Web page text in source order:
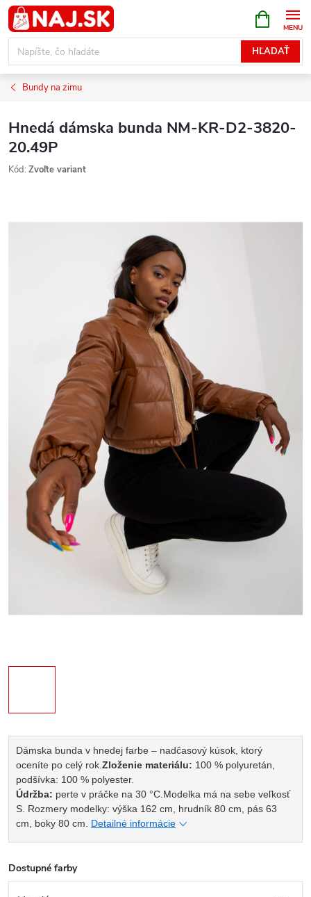
Prejsť
na
obsah
HĽADAŤ
KOŠÍK
Bundy na zimu
Hnedá dámska bunda NM-KR-D2-3820-
20.49P
Kód: Zvoľte variant
Dámska bunda v hnedej farbe – nadčasový kúsok, ktorý
oceníte po celý rok. Zloženie materiálu: 100 % polyuretán,
podšívka: 100 % polyester.
Údržba: perte v práčke na 30 °C. Modelka má na sebe veľkosť
S. Rozmery modelky: výška 162 cm, hrudník 80 cm, pás 63
cm, boky 80 cm.
Detailné informácie
Dostupné farby